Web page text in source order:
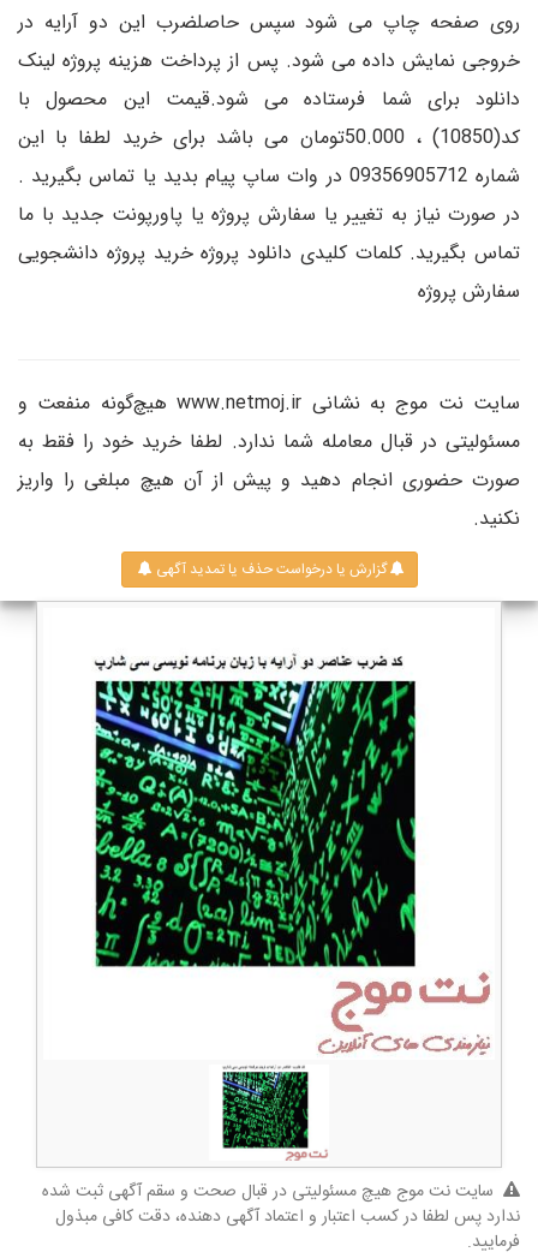
روی صفحه چاپ می شود سپس حاصلضرب این دو آرایه در
خروجی نمایش داده می شود. پس از پرداخت هزینه پروژه لینک
دانلود برای شما فرستاده می شود.قیمت این محصول با
کد(10850) ، 50.000تومان می باشد برای خرید لطفا با این
شماره 09356905712 در وات ساپ پیام بدید یا تماس بگیرید .
در صورت نیاز به تغییر یا سفارش پروژه یا پاورپونت جدید با ما
تماس بگیرید. کلمات کلیدی دانلود پروژه خرید پروژه دانشجویی
سفارش پروژه
سایت نت موج به نشانی www.netmoj.ir هیچ‌گونه منفعت و
مسئولیتی در قبال معامله شما ندارد. لطفا خرید خود را فقط به
صورت حضوری انجام دهید و پیش از آن هیچ مبلغی را واریز
نکنید.
گزارش یا درخواست حذف یا تمدید آگهی
سایت نت موج هیچ مسئولیتی در قبال صحت و سقم آگهی ثبت شده
ندارد پس لطفا در کسب اعتبار و اعتماد آگهی دهنده، دقت کافی مبذول
فرمایید.